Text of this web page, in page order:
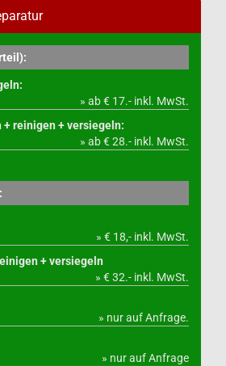
» ab € 17.- inkl. MwSt.
reinigen + versiegeln:
» ab € 28.- inkl. MwSt.
» € 18,- inkl. MwSt.
+ versiegeln
» € 32.- inkl. MwSt.
» nur auf Anfrage.
» nur auf Anfrage